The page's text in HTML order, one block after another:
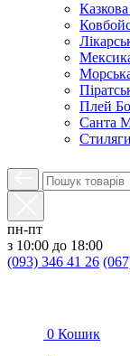
Плей
Санта
Стиляги
пн-пт
з 10:00 до 18:00
(093) 346 41 26
0 Кошик